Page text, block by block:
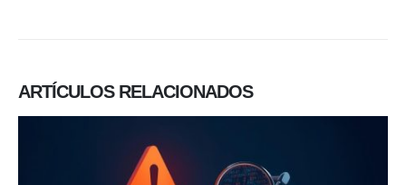
ARTÍCULOSRELACIONADOS